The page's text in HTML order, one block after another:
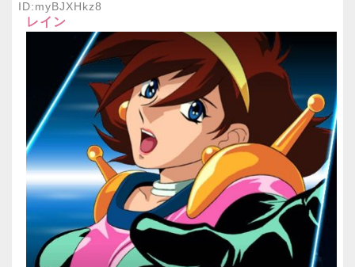
ID:myBJXHkz8
レイン